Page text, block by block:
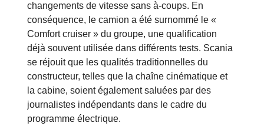
changements de vitesse sans à-coups. En
conséquence, le camion a été surnommé le «
Comfort cruiser » du groupe, une qualification
déjà souvent utilisée dans différents tests. Scania
se réjouit que les qualités traditionnelles du
constructeur, telles que la chaîne cinématique et
la cabine, soient également saluées par des
journalistes indépendants dans le cadre du
programme électrique.